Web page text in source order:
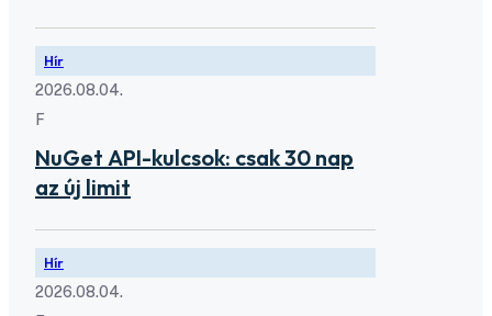
Hír
2026.08.04.
F
NuGet API-kulcsok: csak 30 nap
az új limit
Hír
2026.08.04.